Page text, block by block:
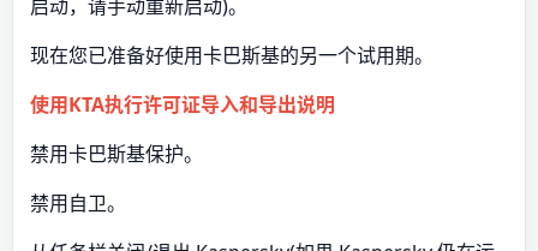
启动，请手动重新启动)。
现在您已准备好使用卡巴斯基的另一个试用期。
使用KTA执行许可证导入和导出说明
禁用卡巴斯基保护。
禁用自卫。